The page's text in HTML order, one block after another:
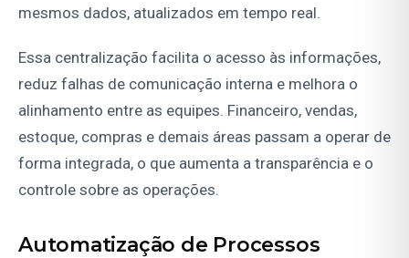
mesmos dados, atualizados em tempo real.
Essa centralização facilita o acesso às informações,
reduz falhas de comunicação interna e melhora o
alinhamento entre as equipes. Financeiro, vendas,
estoque, compras e demais áreas passam a operar de
forma integrada, o que aumenta a transparência e o
controle sobre as operações.
Automatização de Processos